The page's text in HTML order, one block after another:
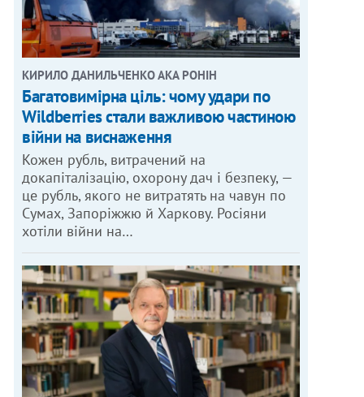
КИРИЛО ДАНИЛЬЧЕНКО АКА РОНІН
Багатовимірна ціль: чому удари по
Wildberries стали важливою частиною
війни на виснаження
Кожен рубль, витрачений на
докапіталізацію, охорону дач і безпеку, —
це рубль, якого не витратять на чавун по
Сумах, Запоріжжю й Харкову. Росіяни
хотіли війни на…